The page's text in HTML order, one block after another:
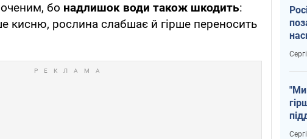
бо надлишок води також шкодить:
кисню, рослина слабшає й гірше переносить
"Ми